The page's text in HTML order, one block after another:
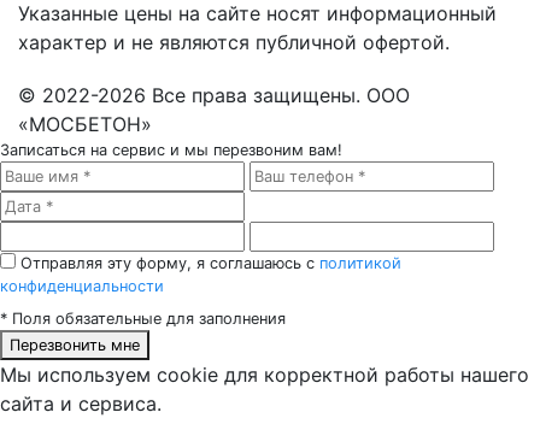
Указанные цены на сайте носят информационный
характер и не являются публичной офертой.
© 2022-2026 Все права защищены. ООО
«МОСБЕТОН»
Записаться на сервис и мы перезвоним вам!
Отправляя эту форму, я соглашаюсь с политикой
конфиденциальности
* Поля обязательные для заполнения
Перезвонить мне
Мы используем cookie для корректной работы нашего
сайта и сервиса.